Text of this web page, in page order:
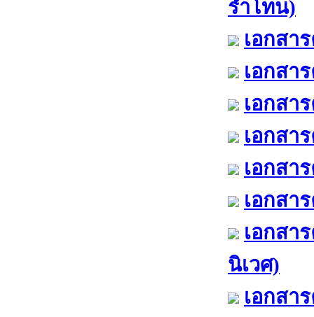
รำโทน)
เอกสา
เอกสา
เอกสา
เอกสา
เอกสา
เอกสา
เอกสา
นิเวศ)
เอกสา